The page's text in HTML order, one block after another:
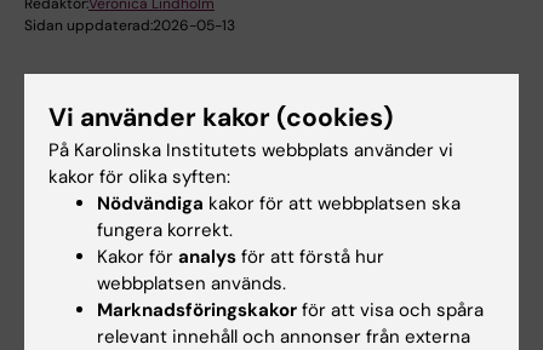
Redaktör:Veronica Lindholm
Sidan uppdaterad:2026-05-13
Dela
Relaterade events
Vi använder kakor (cookies)
På Karolinska Institutets webbplats använder vi
kakor för olika syften:
Nödvändiga kakor för att webbplatsen ska
fungera korrekt.
Kakor för analys för att förstå hur
webbplatsen används.
Marknadsföringskakor för att visa och spåra
relevant innehåll och annonser från externa